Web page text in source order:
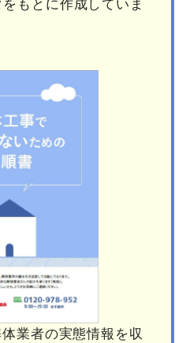
もとに作成していま
業者の実態情報を収